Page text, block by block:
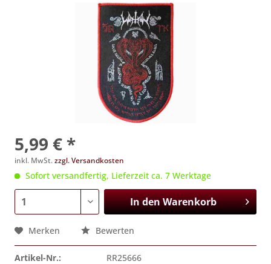
5,99 € *
inkl. MwSt.zzgl. Versandkosten
Sofort versandfertig, Lieferzeit ca. 7 Werktage
In denWarenkorb
Merken Bewerten
Artikel-Nr.:
RR25666